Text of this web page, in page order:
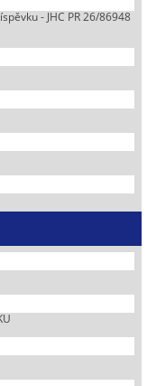
- JHC PR 26/86948